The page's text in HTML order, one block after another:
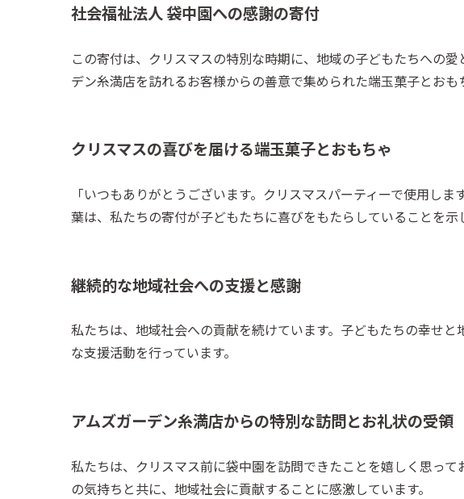
社会福祉法人 袋中園への感謝の寄付
この寄付は、クリスマスの特別な時期に、地域の子どもたちへの
デン糸満店を訪れるお客様からの善意で集められた端玉菓子とおも
クリスマスの喜びを届ける端玉菓子とおもちゃ
「いつもありがとうございます。クリスマスパーティーで使用し
葉は、私たちの寄付が子どもたちに喜びをもたらしていることを示
継続的な地域社会への支援と感謝
私たちは、地域社会への貢献を続けています。子どもたちの幸せ
な支援活動を行っています。
アムズガーデン糸満店からの特別な訪問とお礼状の受領
私たちは、クリスマス前に袋中園を訪問できたことを嬉しく思っ
の気持ちと共に、地域社会に貢献することに感激しています。